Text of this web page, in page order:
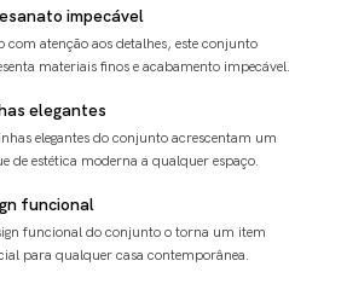
impecável
com atenção aos detalhes, este conjunto
materiais finos e acabamento impecável.
elegantes
elegantes do conjunto acrescentam um
de estética moderna a qualquer espaço.
funcional
funcional do conjunto o torna um item
para qualquer casa contemporânea.